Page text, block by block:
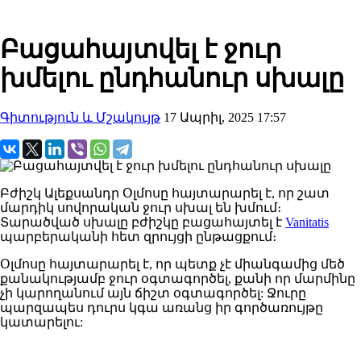
Բացահայտվել է ջուր
խմելու ընդհանուր սխալը
Գիտություն և Մշակույթ 17 Ապրիլ, 2025 17:57
Բժիշկ Ալեքսանդր Օլմոսը հայտարարել է, որ շատ
մարդիկ սովորական ջուր սխալ են խմում։
Տարածված սխալը բժիշկը բացահայտել է Vanitatis
պարբերականի հետ զրույցի ընթացքում։
Օլմոսը հայտարարել է, որ պետք չէ միանգամից մեծ
քանակությամբ ջուր օգտագործել, քանի որ մարմինը
չի կարողանում այն ճիշտ օգտագործել: Ջուրը
պարզապես դուրս կգա առանց իր գործառույթը
կատարելու: